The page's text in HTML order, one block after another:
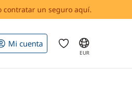
contratar un seguro aquí.
Mi cuenta
EUR